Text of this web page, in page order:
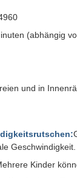
(abhängig
und in
Geschwindigkeit.
Kinder